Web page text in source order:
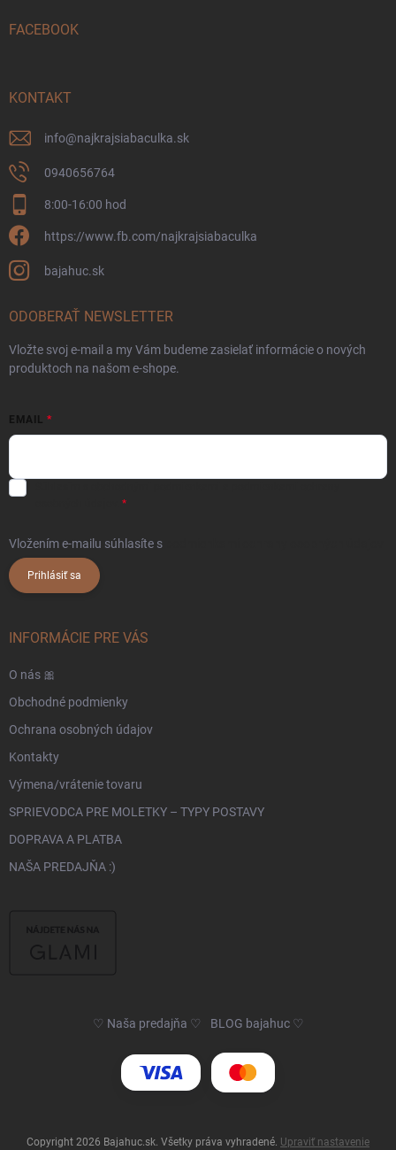
FACEBOOK
KONTAKT
info@najkrajsiabaculka.sk
0940656764
8:00-16:00 hod
https://www.fb.com/najkrajsiabaculka
bajahuc.sk
ODOBERAŤ NEWSLETTER
Vložte svoj e-mail a my Vám budeme zasielať informácie o nových
produktoch na našom e-shope.
EMAIL
Vložením e-mailu súhlasíte s
Prihlásiť sa
INFORMÁCIE PRE VÁS
O nás 🎀
Obchodné podmienky
Ochrana osobných údajov
Kontakty
Výmena/vrátenie tovaru
SPRIEVODCA PRE MOLETKY – TYPY POSTAVY
DOPRAVA A PLATBA
NAŠA PREDAJŇA :)
♡ Naša predajňa ♡ BLOG bajahuc ♡
Copyright 2026 Bajahuc.sk . Všetky práva vyhradené. Upraviť nastavenie